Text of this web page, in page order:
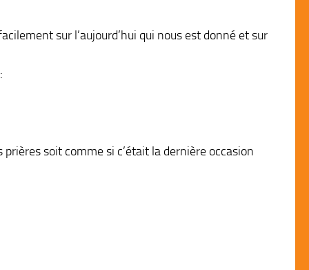
sur l’aujourd’hui qui nous est donné et sur
soit comme si c’était la dernière occasion